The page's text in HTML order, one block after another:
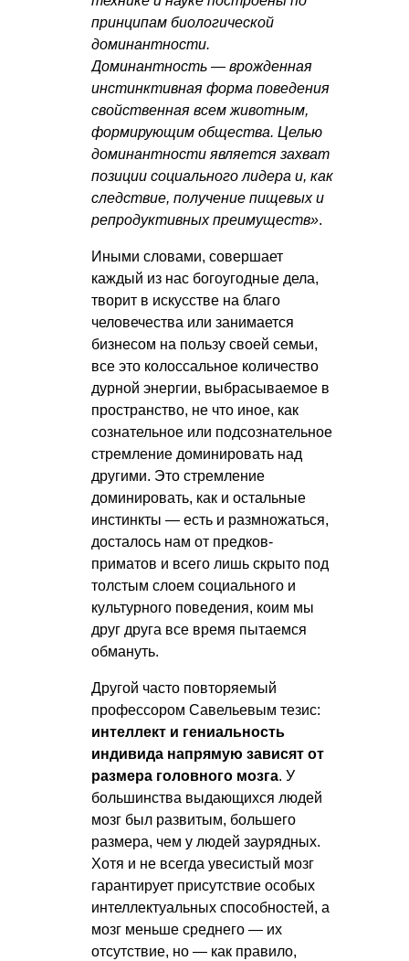
принципам биологической
доминантности.
Доминантность — врожденная
инстинктивная форма поведения
свойственная всем животным,
формирующим общества. Целью
доминантности является захват
позиции социального лидера и, как
следствие, получение пищевых и
репродуктивных преимуществ».
Иными словами, совершает
каждый из нас богоугодные дела,
творит в искусстве на благо
человечества или занимается
бизнесом на пользу своей семьи,
все это колоссальное количество
дурной энергии, выбрасываемое в
пространство, не что иное, как
сознательное или подсознательное
стремление доминировать над
другими. Это стремление
доминировать, как и остальные
инстинкты — есть и размножаться,
досталось нам от предков-
приматов и всего лишь скрыто под
толстым слоем социального и
культурного поведения, коим мы
друг друга все время пытаемся
обмануть.
Другой часто повторяемый
профессором Савельевым тезис:
интеллект и гениальность
индивида напрямую зависят от
размера головного мозга. У
большинства выдающихся людей
мозг был развитым, большего
размера, чем у людей заурядных.
Хотя и не всегда увесистый мозг
гарантирует присутствие особых
интеллектуальных способностей, а
мозг меньше среднего — их
отсутствие, но — как правило,